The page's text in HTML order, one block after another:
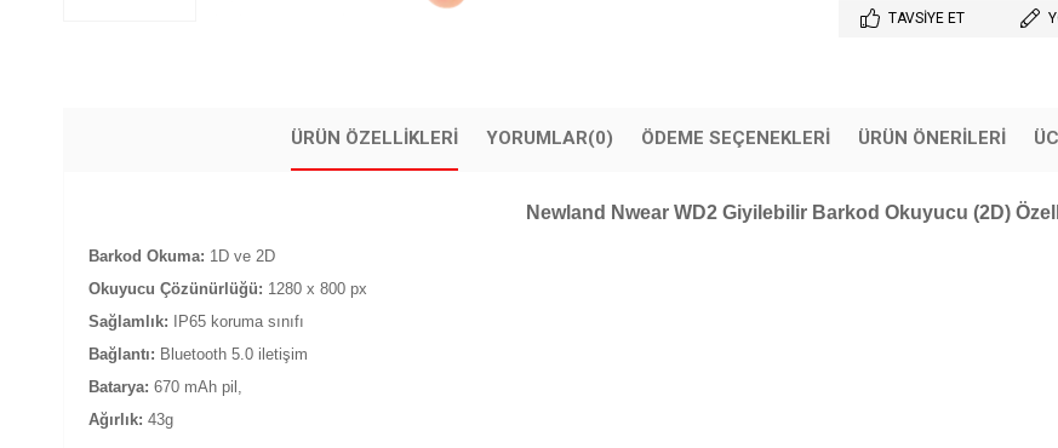
TAVSIYE ET
ÜRÜN ÖZELLIKLERI YORUMLAR(0) ÖDEME SEÇENEKLERI ÜRÜN ÖNERILERI
Newland Nwear WD2 Giyilebilir Barkod Okuyucu (2D)
Barkod Okuma: 1D ve 2D
Okuyucu Çözünürlüğü: 1280 x 800 px
Sağlamlık: IP65 koruma sınıfı
Bağlantı: Bluetooth 5.0 iletişim
Batarya: 670 mAh pil,
Ağırlık: 43g